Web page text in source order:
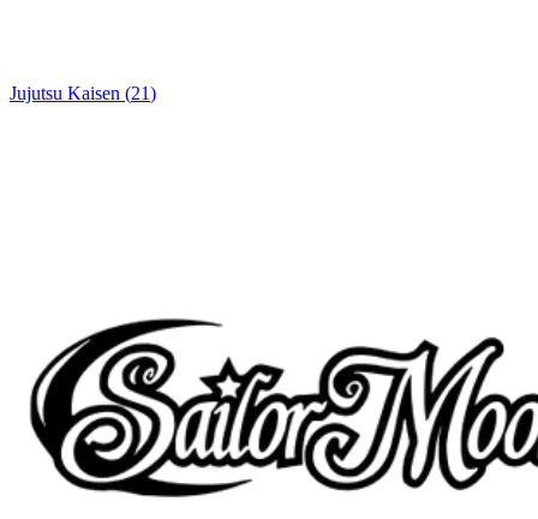
Jujutsu Kaisen (21)